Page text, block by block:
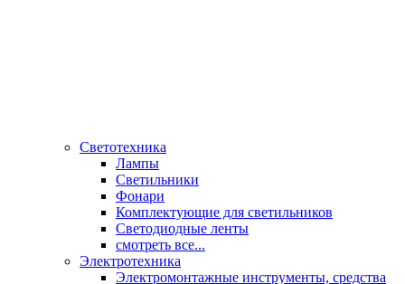
Светотехника
Лампы
Светильники
Фонари
Комплектующие для светильников
Светодиодные ленты
смотреть все...
Электротехника
Электромонтажные инструменты, средства